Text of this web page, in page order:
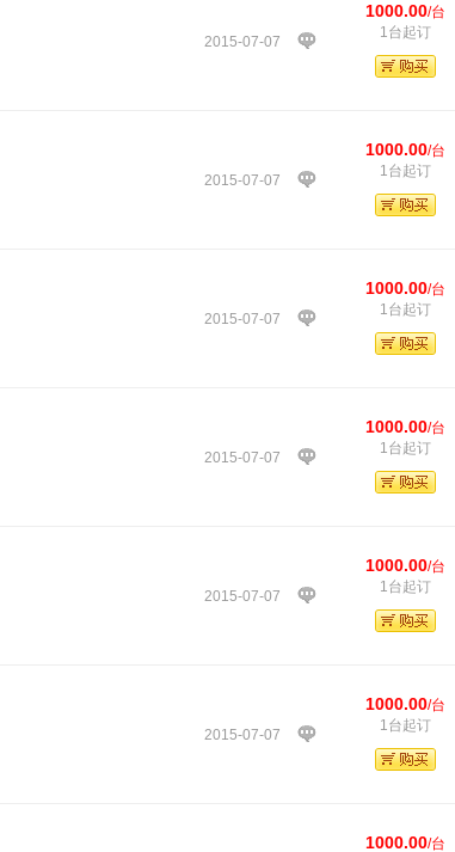
2015-07-07
1000.00/台
1台起订
2015-07-07
1000.00/台
1台起订
2015-07-07
1000.00/台
1台起订
2015-07-07
1000.00/台
1台起订
2015-07-07
1000.00/台
1台起订
2015-07-07
1000.00/台
1台起订
1000.00/台